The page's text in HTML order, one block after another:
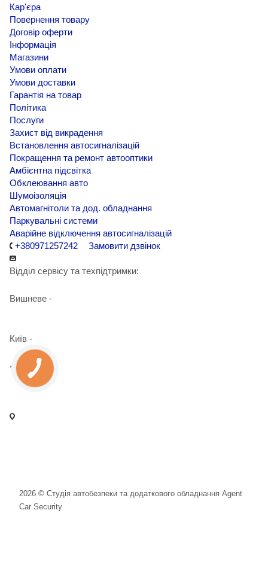
Кар'єра
Повернення товару
Договір оферти
Інформація
Магазини
Умови оплати
Умови доставки
Гарантія на товар
Політика
Послуги
Захист від викрадення
Встановлення автосигналізацій
Покращення та ремонт автооптики
Амбієнтна підсвітка
Обклеювання авто
Шумоізоляція
Автомагнітоли та дод. обладнання
Паркувальні системи
Аварійне відключення автосигналізацій
+380971257242
Замовити дзвінок
Відділ сервісу та техпідтримки:
Вишневе -
Київ -
+38 098 989 03 30
,
+38 097 125 72 42
2026 © Студія автобезпеки та додаткового обладнання Agent
Car Security